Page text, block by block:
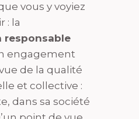
vous y voyiez
: la
responsable
engagement
de la qualité
et collective :
dans sa société